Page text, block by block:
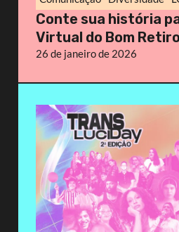
Conte sua história
Virtual do Bom
26 de janeiro de 2026